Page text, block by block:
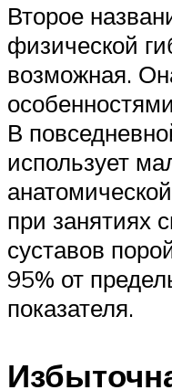
Второе
физической
возможная.
В
использует
при занятиях
суставов
95% от
показателя.